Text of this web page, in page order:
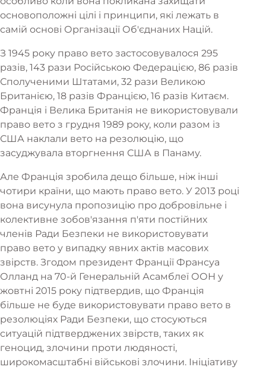
основоположні цілі і принципи, які лежать в
самій основі Організації Об'єднаних Націй.
З 1945 року право вето застосовувалося 295
разів, 143 рази Російською Федерацією, 86 разів
Сполученими Штатами, 32 рази Великою
Британією, 18 разів Францією, 16 разів Китаєм.
Франція і Велика Британія не використовували
право вето з грудня 1989 року, коли разом із
США наклали вето на резолюцію, що
засуджувала вторгнення США в Панаму.
Але Франція зробила дещо більше, ніж інші
чотири країни, що мають право вето. У 2013 році
вона висунула пропозицію про добровільне і
колективне зобов'язання п'яти постійних
членів Ради Безпеки не використовувати
право вето у випадку явних актів масових
звірств. Згодом президент Франції Франсуа
Олланд на 70-й Генеральній Асамблеї ООН у
жовтні 2015 року підтвердив, що Франція
більше не буде використовувати право вето в
резолюціях Ради Безпеки, що стосуються
ситуацій підтверджених звірств, таких як
геноцид, злочини проти людяності,
широкомасштабні військові злочини. Ініціативу